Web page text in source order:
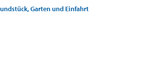
Garten und Einfahrt